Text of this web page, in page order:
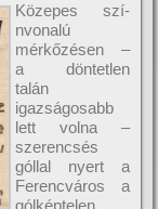
Közepes szí­
nvonalú
mérkőzésen –
a döntetlen
talán
igazságosabb
lett volna –
szerencsés
góllal nyert a
Ferencváros a
gólképtelen